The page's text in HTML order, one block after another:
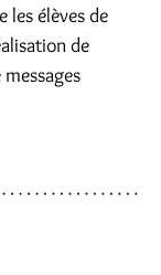
les élèves de
de